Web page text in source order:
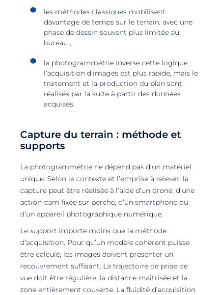
les méthodes classiques mobilisent
davantage de temps sur le terrain, avec une
phase de dessin souvent plus limitée au
bureau ;
la photogrammétrie inverse cette logique :
l’acquisition d’images est plus rapide, mais le
traitement et la production du plan sont
réalisés par la suite à partir des données
acquises.
Capture du terrain : méthode et
supports
La photogrammétrie ne dépend pas d’un matériel
unique. Selon le contexte et l’emprise à relever, la
capture peut être réalisée à l’aide d’un drone, d’une
action-cam fixée sur perche, d’un smartphone ou
d’un appareil photographique numérique.
Le support importe moins que la méthode
d’acquisition. Pour qu’un modèle cohérent puisse
être calculé, les images doivent présenter un
recouvrement suffisant. La trajectoire de prise de
vue doit être régulière, la distance maîtrisée et la
zone entièrement couverte. La fluidité d’acquisition